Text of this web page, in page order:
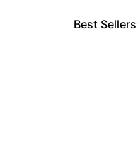
Best Sellers